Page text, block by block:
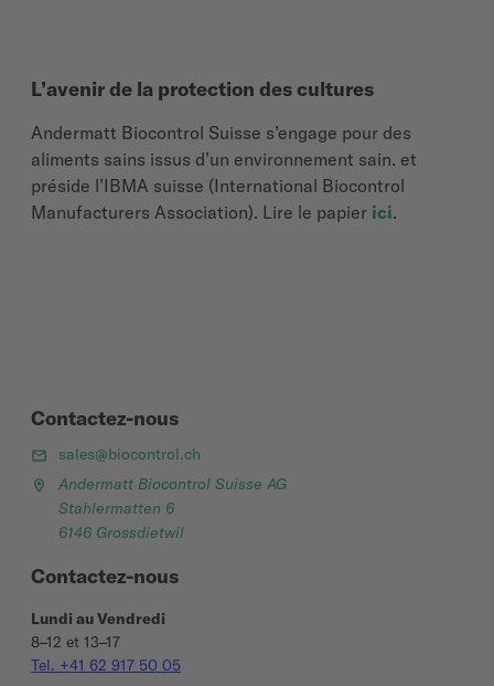
L’avenir de la protection des cultures
Andermatt Biocontrol Suisse s’engage pour des
aliments sains issus d’un environnement sain. et
préside l’IBMA suisse (International Biocontrol
Manufacturers Association). Lire le papier ici.
Contactez-nous
sales@biocontrol.ch
Andermatt Biocontrol Suisse AG
Stahlermatten 6
6146 Grossdietwil
Contactez-nous
Lundi au Vendredi
8–12 et 13–17
Tel. +41 62 917 50 05